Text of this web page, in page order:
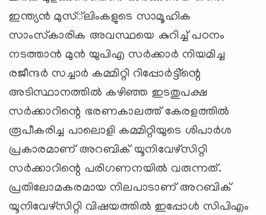
ഇന്ത്യന്‍ മുസ്്‌ലിംകളുടെ സാമൂഹിക
സാംസ്‌കാരിക അവസ്ഥയെ കുറിച്ച് പഠനം
നടത്താന്‍ മുന്‍ യുപിഎ സര്‍ക്കാര്‍ നിയമിച്ച
രജീന്ദര്‍ സച്ചാര്‍ കമ്മിറ്റി റിപ്പോര്‍ട്ടി്‌ന്റെ
അടിസ്ഥാനത്തില്‍ കഴിഞ്ഞ ഇടതുപക്ഷ
സര്‍ക്കാറിന്റെ ഭരണകാലത്ത് കേരളത്തില്‍
രൂപീകരിച്ച പാലൊളി കമ്മിറ്റിയുടെ ശിപാര്‍ശ
പ്രകാരമാണ് അറബിക് യൂനിവേഴ്‌സിറ്റി
സര്‍ക്കാറിന്റെ പരിഗണനയില്‍ വരുന്നത്.
പ്രതിലോമകരമായ നിലപാടാണ് അറബിക്
യൂനിവേഴ്‌സിറ്റി വിഷയത്തില്‍ ഇപ്പോള്‍ സിപിഎം